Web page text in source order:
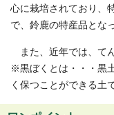
心に栽培されており、
で、鈴鹿の特産品とな
また、近年では、て
※黒ぼくとは・・・黒
く保つことができる土